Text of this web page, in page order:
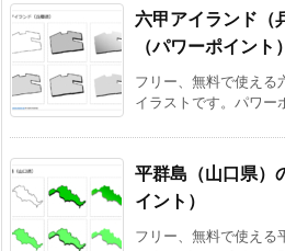
六甲アイランド（
（パワーポイント）
フリー、無料で使える
イラストです。パワー
平群島（山口県）
イント）
フリー、無料で使える